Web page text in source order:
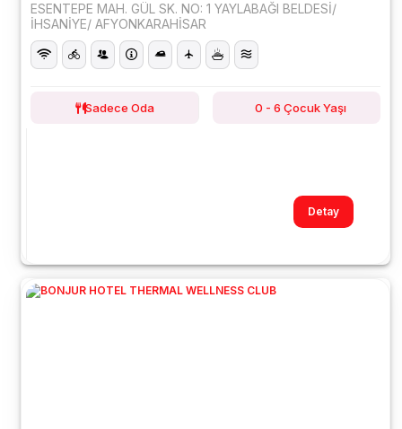
ESENTEPE MAH. GÜL SK. NO: 1 YAYLABAĞI BELDESİ/
İHSANİYE/ AFYONKARAHİSAR
Sadece Oda 0 - 6 Çocuk Yaşı
Detay